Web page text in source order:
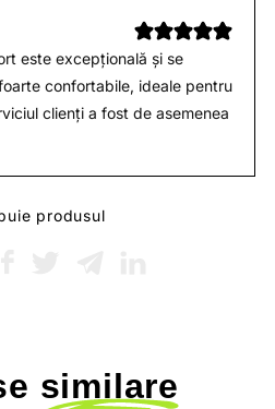
este excepțională și se
confortabile, ideale pentru
clienți a fost de asemenea
produsul
similare